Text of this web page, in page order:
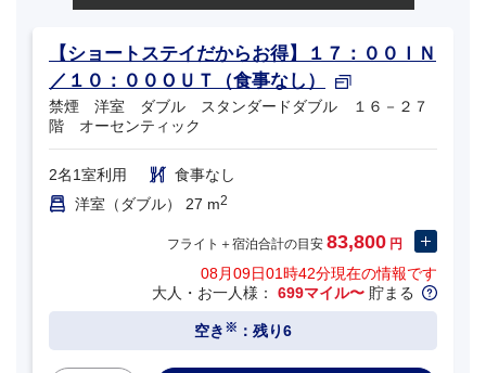
【ショートステイだからお得】１７：００ＩＮ
／１０：００ＯＵＴ（食事なし）
禁煙 洋室 ダブル スタンダードダブル １６－２７
階 オーセンティック
2名1室利用
食事なし
洋室（ダブル） 27 m2
フライト＋宿泊合計の目安 83,800 円
08月09日01時42分現在の情報です
大人・お一人様： 699マイル〜 貯まる
空き ※ ：残り6